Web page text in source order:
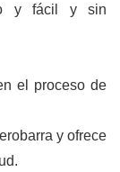
y fácil y sin
el proceso de
y ofrece